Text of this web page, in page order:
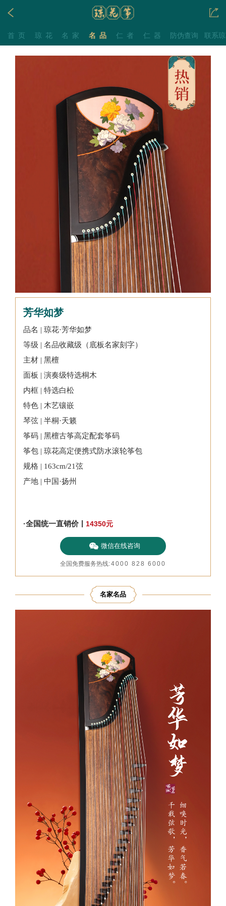
首页 琼花 名家 名品 仁者 仁器 防伪查询 联系
芳华如梦
品名 | 琼花·芳华如梦
等级 | 名品收藏级（底板名家刻字）
主材 | 黑檀
面板 | 演奏级特选桐木
内框 | 特选白松
特色 | 木艺镶嵌
琴弦 | 半桐·天籁
筝码 | 黑檀古筝高定配套筝码
筝包 | 琼花高定便携式防水滚轮筝包
规格 | 163cm/21弦
产地 | 中国·扬州
·全国统一直销价 | 14350元
微信在线咨询
全国免费服务热线:4000 828 6000
名家名品